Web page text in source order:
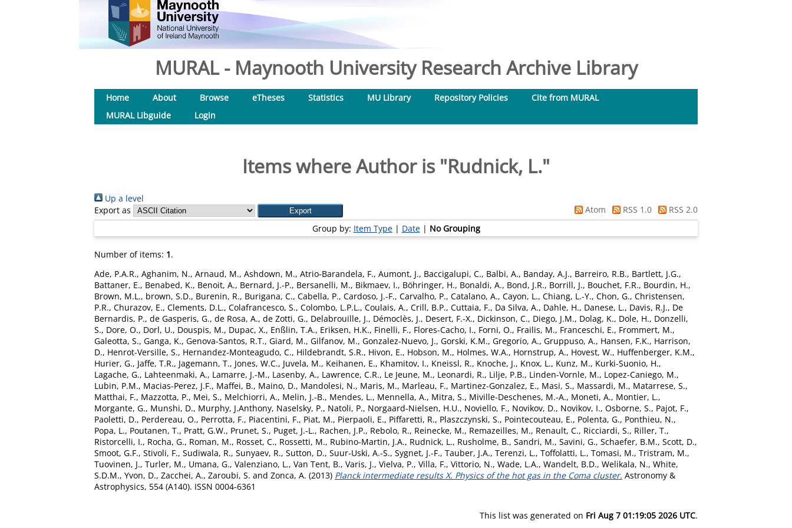
MURAL - Maynooth University Research Archive Library
Home About Browse eTheses Statistics MU Library Repository Policies
Cite from MURAL
MURAL Libguide
Login
Items where Author is "Rudnick, L."
Up a level
Export as
Atom RSS 1.0
RSS 2.0
Group by: Item Type| Date| No Grouping
Number of items: 1.
Ade, P.A.R., Aghanim, N., Arnaud, M., Ashdown, M., Atrio-Barandela, F., Aumont, J., Baccigalupi, C., Balbi, A., Banday, A.J., Barreiro, R.B., Bartlett, J.G.,
Battaner, E., Benabed, K., Benoit, A., Bernard, J.-P., Bersanelli, M., Bikmaev, I., Böhringer, H., Bonaldi, A., Bond, J.R., Borrill, J., Bouchet, F.R., Bourdin, H.,
Brown, M.L., brown, S.D., Burenin, R., Burigana, C., Cabella, P., Cardoso, J.-F., Carvalho, P., Catalano, A., Cayon, L., Chiang, L.-Y., Chon, G., Christensen,
P.R., Churazov, E., Clements, D.L., Colafrancesco, S., Colombo, L.P.L., Coulais, A., Crill, B.P., Cuttaia, F., Da Silva, A., Dahle, H., Danese, L., Davis, R.J., De
Bernardis, P., de Gasperis, G., de Rosa, A., de Zotti, G., Delabrouille, J., Démoclès, J., Desert, F.-X., Dickinson, C., Diego, J.M., Dolag, K., Dole, H., Donzelli,
S., Dore, O., Dorl, U., Douspis, M., Dupac, X., Enßlin, T.A., Eriksen, H.K., Finelli, F., Flores-Cacho, I., Forni, O., Frailis, M., Franceschi, E., Frommert, M.,
Galeotta, S., Ganga, K., Genova-Santos, R.T., Giard, M., Gilfanov, M., Gonzalez-Nuevo, J., Gorski, K.M., Gregorio, A., Gruppuso, A., Hansen, F.K., Harrison,
D., Henrot-Versille, S., Hernandez-Monteagudo, C., Hildebrandt, S.R., Hivon, E., Hobson, M., Holmes, W.A., Hornstrup, A., Hovest, W., Huffenberger, K.M.,
Hurier, G., Jaffe, T.R., Jagemann, T., Jones, W.C., Juvela, M., Keihanen, E., Khamitov, I., Kneissl, R., Knoche, J., Knox, L., Kunz, M., Kurki-Suonio, H.,
Lagache, G., Lahteenmaki, A., Lamarre, J.-M., Lasenby, A., Lawrence, C.R., Le Jeune, M., Leonardi, R., Lilje, P.B., Linden-Vornle, M., Lopez-Caniego, M.,
Lubin, P.M., Macias-Perez, J.F., Maffei, B., Maino, D., Mandolesi, N., Maris, M., Marleau, F., Martinez-Gonzalez, E., Masi, S., Massardi, M., Matarrese, S.,
Matthai, F., Mazzotta, P., Mei, S., Melchiorri, A., Melin, J.-B., Mendes, L., Mennella, A., Mitra, S., Miville-Deschenes, M.-A., Moneti, A., Montier, L.,
Morgante, G., Munshi, D., Murphy, J.Anthony, Naselsky, P., Natoli, P., Norgaard-Nielsen, H.U., Noviello, F., Novikov, D., Novikov, I., Osborne, S., Pajot, F.,
Paoletti, D., Perdereau, O., Perrotta, F., Piacentini, F., Piat, M., Pierpaoli, E., Piffaretti, R., Plaszczynski, S., Pointecouteau, E., Polenta, G., Ponthieu, N.,
Popa, L., Poutanen, T., Pratt, G.W., Prunet, S., Puget, J.-L., Rachen, J.P., Rebolo, R., Reinecke, M., Remazeilles, M., Renault, C., Ricciardi, S., Riller, T.,
Ristorcelli, I., Rocha, G., Roman, M., Rosset, C., Rossetti, M., Rubino-Martin, J.A., Rudnick, L., Rusholme, B., Sandri, M., Savini, G., Schaefer, B.M., Scott, D.,
Smoot, G.F., Stivoli, F., Sudiwala, R., Sunyaev, R., Sutton, D., Suur-Uski, A.-S., Sygnet, J.-F., Tauber, J.A., Terenzi, L., Toffolatti, L., Tomasi, M., Tristram, M.,
Tuovinen, J., Turler, M., Umana, G., Valenziano, L., Van Tent, B., Varis, J., Vielva, P., Villa, F., Vittorio, N., Wade, L.A., Wandelt, B.D., Welikala, N., White,
S.D.M., Yvon, D., Zacchei, A., Zaroubi, S. and Zonca, A. (2013) Planck intermediate results X. Physics of the hot gas in the Coma cluster. Astronomy &
Astrophysics, 554 (A140). ISSN 0004-6361
This list was generated on Fri Aug 7 01:19:05 2026 UTC.